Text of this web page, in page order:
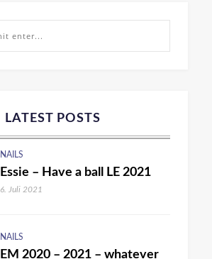
LATEST POSTS
NAILS
Essie – Have a ball LE 2021
6. Juli 2021
NAILS
EM 2020 – 2021 – whatever